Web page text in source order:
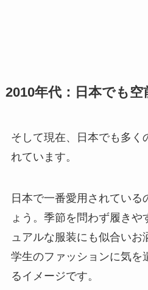
2010年代：日本でも空
そして現在、日本でも多く
れています。
日本で一番愛用されている
ょう。季節を問わず履きや
ュアルな服装にも似合いお
学生のファッションに気を
るイメージです。